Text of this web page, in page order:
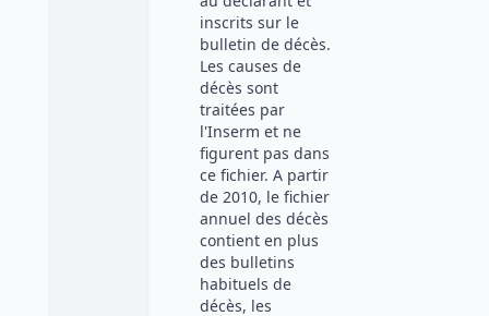
inscrits sur le
bulletin de décès.
Les causes de
décès sont
traitées par
l'Inserm et ne
figurent pas dans
ce fichier. A partir
de 2010, le fichier
annuel des décès
contient en plus
des bulletins
habituels de
décès, les